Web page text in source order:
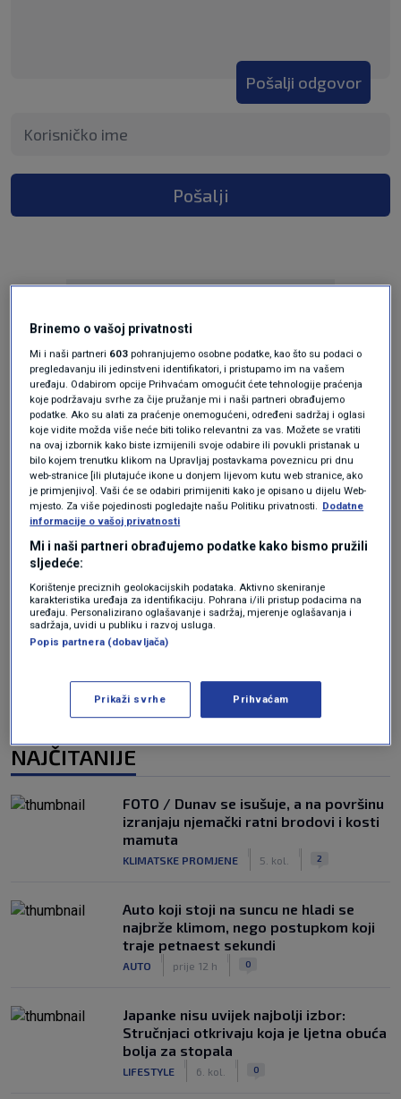
Pošalji odgovor
Pošalji
Oglas
Oglas
NAJČITANIJE
FOTO / Dunav se isušuje, a na površinu
izranjaju njemački ratni brodovi i kosti
mamuta
KLIMATSKE PROMJENE 5. kol. 2
Auto koji stoji na suncu ne hladi se
najbrže klimom, nego postupkom koji
traje petnaest sekundi
AUTO prije 12 h 0
Japanke nisu uvijek najbolji izbor:
Stručnjaci otkrivaju koja je ljetna obuća
bolja za stopala
LIFESTYLE 6. kol. 0
Brinemo o vašoj privatnosti
Mi i naši partneri 603 pohranjujemo osobne podatke, kao što su podaci o
pregledavanju ili jedinstveni identifikatori, i pristupamo im na vašem
uređaju. Odabirom opcije Prihvaćam omogućit ćete tehnologije praćenja
koje podržavaju svrhe za čije pružanje mi i naši partneri obrađujemo
podatke. Ako su alati za praćenje onemogućeni, određeni sadržaj i oglasi
koje vidite možda više neće biti toliko relevantni za vas. Možete se vratiti
na ovaj izbornik kako biste izmijenili svoje odabire ili povukli pristanak u
bilo kojem trenutku klikom na Upravljaj postavkama poveznicu pri dnu
web-stranice [ili plutajuće ikone u donjem lijevom kutu web stranice, ako
je primjenjivo]. Vaši će se odabiri primijeniti kako je opisano u dijelu Web-
mjesto. Za više pojedinosti pogledajte našu Politiku privatnosti. Dodatne
informacije o vašoj privatnosti
Mi i naši partneri obrađujemo podatke kako bismo pružili
sljedeće:
Korištenje preciznih geolokacijskih podataka. Aktivno skeniranje
karakteristika uređaja za identifikaciju. Pohrana i/ili pristup podacima na
uređaju. Personalizirano oglašavanje i sadržaj, mjerenje oglašavanja i
sadržaja, uvidi u publiku i razvoj usluga.
Popis partnera (dobavljača)
Prikaži svrhe Prihvaćam